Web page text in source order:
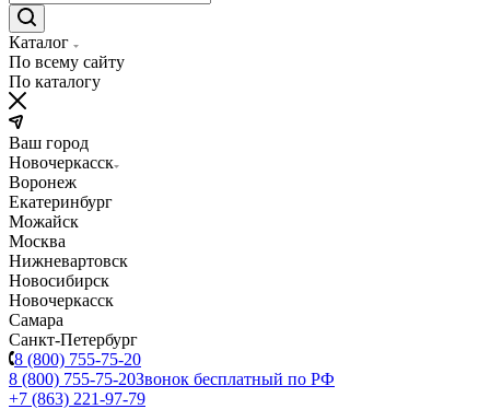
Каталог
По всему сайту
По каталогу
Ваш город
Новочеркасск
Воронеж
Екатеринбург
Можайск
Москва
Нижневартовск
Новосибирск
Новочеркасск
Самара
Санкт-Петербург
8 (800) 755-75-20
8 (800) 755-75-20Звонок бесплатный по РФ
+7 (863) 221-97-79